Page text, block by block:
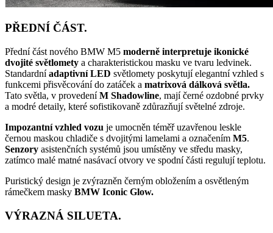
PŘEDNÍ ČÁST.
Přední část nového BMW M5 moderně interpretuje ikonické
dvojité světlomety a charakteristickou masku ve tvaru ledvinek.
Standardníadaptivní LED světlomety poskytují elegantní vzhled s
funkcemi přisvěcování do zatáček a matrixová dálková světla.
Tato světla, v provedeníM Shadowline, mají černé ozdobné prvky
a modré detaily, které sofistikovaně zdůrazňují světelné zdroje.
Impozantní vzhled vozu je umocněn téměř uzavřenou leskle
černou maskou chladiče s dvojitými lamelami a označením M5.
Senzory asistenčních systémů jsou umístěny ve středu masky,
zatímco malé matné nasávací otvory ve spodní části regulují teplotu.
Puristický design je zvýrazněn černým obložením a osvětleným
rámečkem masky BMW Iconic Glow.
VÝRAZNÁ SILUETA.